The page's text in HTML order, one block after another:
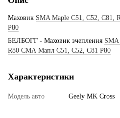
Маховик SMA Maple C51, C52,
Р80
БЕЛБОГГ - Маховик зчеплення SMA
R80 СМА Мапл С51, С52, С81 Р80
Характеристики
Модель авто Geely MK Cross